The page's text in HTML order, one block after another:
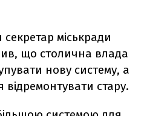
міськради
що столична влада
нову систему, а
відремонтувати стару.